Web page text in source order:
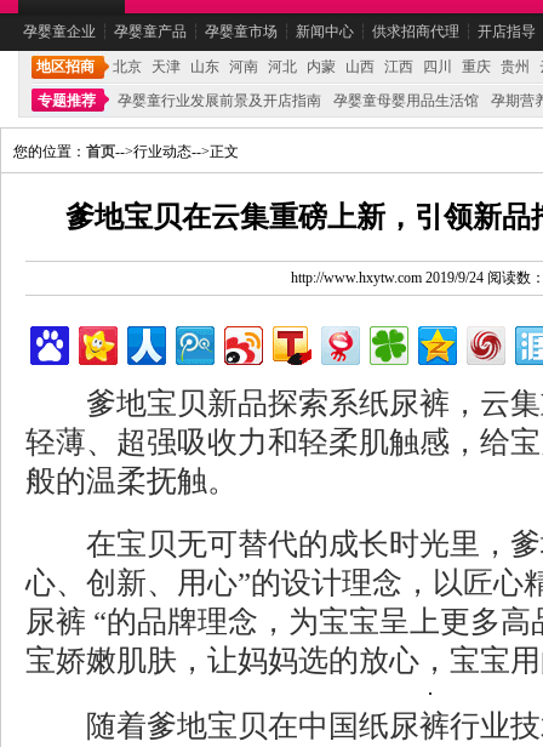
孕婴童企业 ┆ 孕婴童产品 ┆ 孕婴童市场 ┆ 新闻中心 ┆ 供求招商代理 ┆ 开店指导
地区招商 北京 天津 山东 河南 河北 内蒙 山西 江西 四川 重庆 贵州
专题推荐
孕婴童行业发展前景及开店指南 孕婴童母婴用品生活馆 孕期营
您的位置： 首页-->行业动态-->正文
爹地宝贝在云集重磅上新，引领新
http://www.hxytw.com 2019/9/24 阅读数
爹地宝贝新品探索系纸尿裤，云集
轻薄、超强吸收力和轻柔肌触感，给
般的温柔抚触。
在宝贝无可替代的成长时光里，爹
心、创新、用心”的设计理念，以匠心
尿裤 “的品牌理念，为宝宝呈上更多
宝娇嫩肌肤，让妈妈选的放心，宝宝
随着爹地宝贝在中国纸尿裤行业技